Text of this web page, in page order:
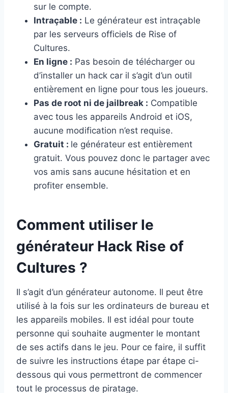
sur le compte.
Intraçable : Le générateur est intraçable
par les serveurs officiels de Rise of
Cultures.
En ligne : Pas besoin de télécharger ou
d’installer un hack car il s’agit d’un outil
entièrement en ligne pour tous les joueurs.
Pas de root ni de jailbreak : Compatible
avec tous les appareils Android et iOS,
aucune modification n’est requise.
Gratuit : le générateur est entièrement
gratuit. Vous pouvez donc le partager avec
vos amis sans aucune hésitation et en
profiter ensemble.
Comment utiliser le
générateur Hack Rise of
Cultures ?
Il s’agit d’un générateur autonome. Il peut être
utilisé à la fois sur les ordinateurs de bureau et
les appareils mobiles. Il est idéal pour toute
personne qui souhaite augmenter le montant
de ses actifs dans le jeu. Pour ce faire, il suffit
de suivre les instructions étape par étape ci-
dessous qui vous permettront de commencer
tout le processus de piratage.